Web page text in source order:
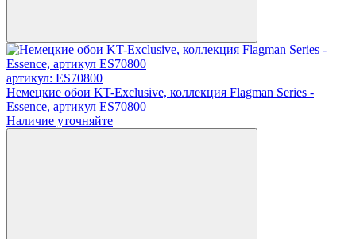
артикул: ES70800
Немецкие обои KT-Exclusive, коллекция Flagman Series -
Essence, артикул ES70800
Наличие уточняйте